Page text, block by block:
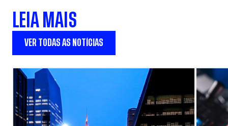
LEIA MAIS
VER TODAS AS NOTÍCIAS